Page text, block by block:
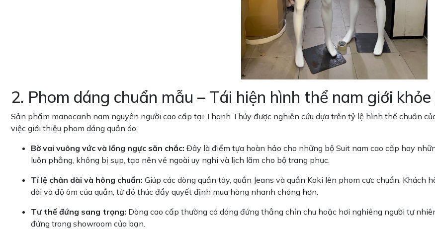
2. Phom dáng chuẩn mẫu – Tái hiện hình thể nam giới
Sản phẩm manocanh nam nguyên người cao cấp tại Thanh Thúy được nghiên cứu dựa trên tỷ lệ hình thể chuẩn
việc giới thiệu phom dáng quần áo:
Bờ vai vuông vức và lồng ngực săn chắc: Đây là điểm tựa hoàn hảo cho những bộ Suit nam cao cấp hay
luôn phẳng, không bị sụp, tạo nên vẻ ngoài uy nghi và lịch lãm cho bộ trang phục.
Tỉ lệ chân dài và hông chuẩn: Giúp các dòng quần tây, quần Jeans và quần Kaki lên phom cực chuẩn.
dài và độ ôm của quần, từ đó thúc đẩy quyết định mua hàng nhanh chóng hơn.
Tư thế đứng sang trọng: Dòng cao cấp thường có dáng đứng thẳng chỉn chu hoặc hơi nghiêng người tự
đứng trong showroom của bạn.